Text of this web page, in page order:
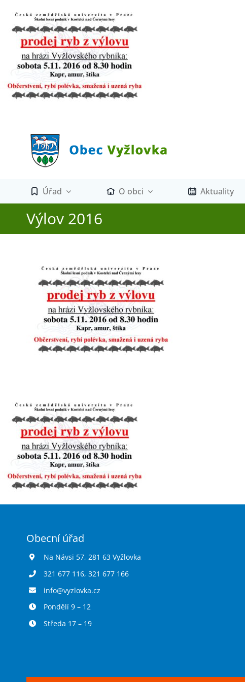
obsah
Úřad O obci Aktuality
Výlov 2016
Obecní úřad
Na Návsi 57, 281 63 Vyžlovka
321 677 116, 321 677 166
info@vyzlovka.cz
Pondělí 9 – 12
Středa 17 – 19